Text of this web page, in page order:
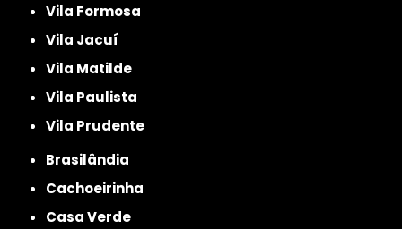
Vila Formosa
Vila Jacuí
Vila Matilde
Vila Paulista
Vila Prudente
Brasilândia
Cachoeirinha
Casa Verde